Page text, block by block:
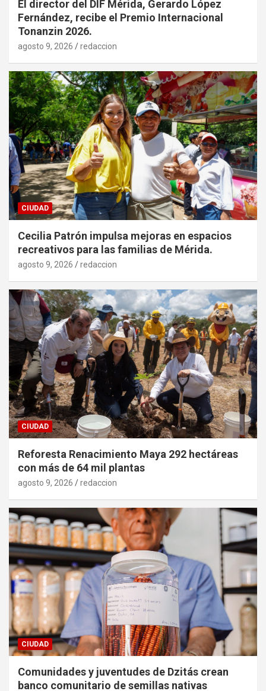
El director del DIF Mérida, Gerardo López
Fernández, recibe el Premio Internacional
Tonanzin 2026.
agosto 9, 2026 redaccion
CIUDAD
Cecilia Patrón impulsa mejoras en espacios
recreativos para las familias de Mérida.
agosto 9, 2026 redaccion
CIUDAD
Reforesta Renacimiento Maya 292 hectáreas
con más de 64 mil plantas
agosto 9, 2026 redaccion
CIUDAD
Comunidades y juventudes de Dzitás crean
banco comunitario de semillas nativas